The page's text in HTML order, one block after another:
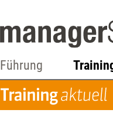
Führung